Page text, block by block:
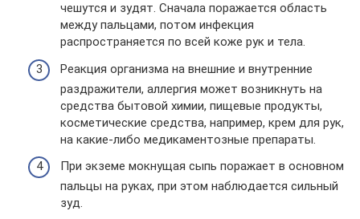
чешутся и зудят. Сначала поражается область
между пальцами, потом инфекция
распространяется по всей коже рук и тела.
Реакция организма на внешние и внутренние
раздражители, аллергия может возникнуть на
средства бытовой химии, пищевые продукты,
косметические средства, например, крем для рук,
на какие-либо медикаментозные препараты.
При экземе мокнущая сыпь поражает в основном
пальцы на руках, при этом наблюдается сильный
зуд.